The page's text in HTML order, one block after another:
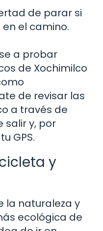
de parar si
el camino.
a probar
de Xochimilco
de revisar las
a través de
salir y, por
GPS.
y
la naturaleza y
ecológica de